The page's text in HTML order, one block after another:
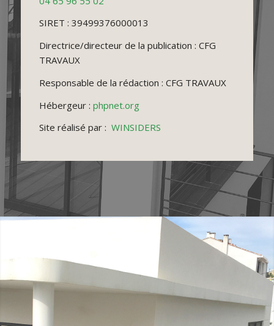
SIRET : 39499376000013
Directrice/directeur de la publication : CFG
TRAVAUX
Responsable de la rédaction : CFG TRAVAUX
Hébergeur : phpnet.org
Site réalisé par : WINSIDERS